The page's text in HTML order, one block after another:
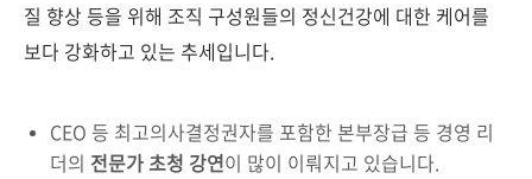
질 향상 등을 위해 조직 구성원들의 정신건강에 대한 케어를
보다 강화하고 있는 추세입니다.
CEO 등 최고의사결정권자를 포함한 본부장급 등 경영 리
더의 전문가 초청 강연이 많이 이뤄지고 있습니다.